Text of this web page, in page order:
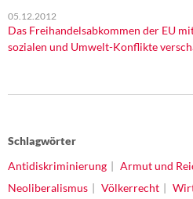
05.12.2012
Das Freihandelsabkommen der EU
sozialen und Umwelt-Konflikte
Schlagwörter
Antidiskriminierung
Armut und
Neoliberalismus
Völkerrecht